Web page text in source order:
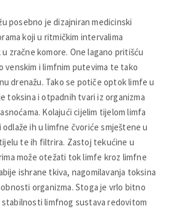
posebno je dizajniran medicinski
koji u ritmičkim intervalima
zračne komore. One lagano pritišću
venskim i limfnim putevima te tako
drenažu. Tako se potiče optok limfe u
toksina i otpadnih tvari iz organizma
Kolajući cijelim tijelom limfa
ih u limfne čvoriće smještene u
te ih filtrira. Zastoj tekućine u
može otežati tok limfe kroz limfne
ishrane tkiva, nagomilavanja toksina
organizma. Stoga je vrlo bitno
limfnog sustava redovitom